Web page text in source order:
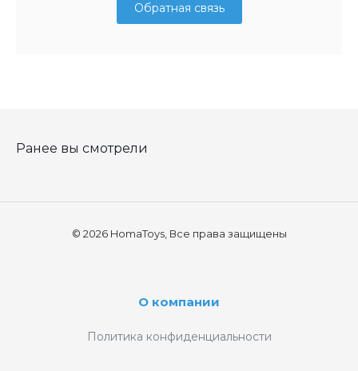
Обратная связь
Ранее вы смотрели
© 2026 HomaToys, Все права защищены
О компании
Политика конфиденциальности